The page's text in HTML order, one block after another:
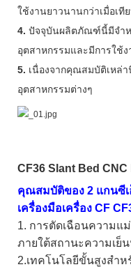
ใช้งานยาวนานกว่าเมื่อเ
4. ปัจจุบันผลิตภัณฑ์นี้มีจำห
อุตสาหกรรมและมีการใช้
5. เนื่องจากคุณสมบัติเหล่
อุตสาหกรรมต่างๆ
CF36 Slant Bed
คุณสมบัติของ 2 แกนซี
เครื่องมือเครื่อง CF
1. การตัดเฉือนความแ
ภายใต้สถานะความเย็
2.เทคโนโลยีขั้นสูงสำ